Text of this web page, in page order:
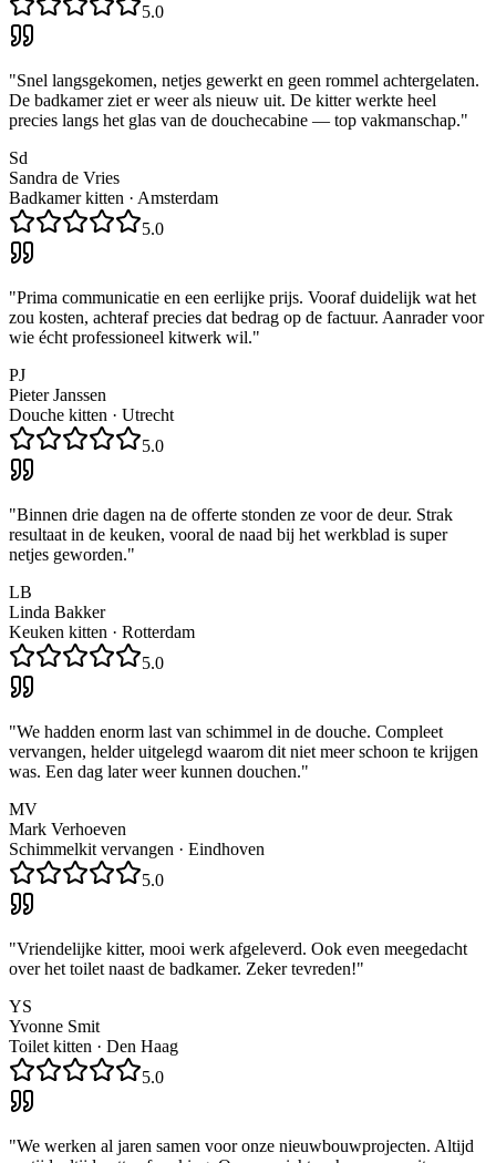
5.0
"Snel langsgekomen, netjes gewerkt en geen rommel achtergelaten.
De badkamer ziet er weer als nieuw uit. De kitter werkte heel
precies langs het glas van de douchecabine — top vakmanschap."
Sd
Sandra de Vries
Badkamer kitten · Amsterdam
5.0
"Prima communicatie en een eerlijke prijs. Vooraf duidelijk wat het
zou kosten, achteraf precies dat bedrag op de factuur. Aanrader voor
wie écht professioneel kitwerk wil."
PJ
Pieter Janssen
Douche kitten · Utrecht
5.0
"Binnen drie dagen na de offerte stonden ze voor de deur. Strak
resultaat in de keuken, vooral de naad bij het werkblad is super
netjes geworden."
LB
Linda Bakker
Keuken kitten · Rotterdam
5.0
"We hadden enorm last van schimmel in de douche. Compleet
vervangen, helder uitgelegd waarom dit niet meer schoon te krijgen
was. Een dag later weer kunnen douchen."
MV
Mark Verhoeven
Schimmelkit vervangen · Eindhoven
5.0
"Vriendelijke kitter, mooi werk afgeleverd. Ook even meegedacht
over het toilet naast de badkamer. Zeker tevreden!"
YS
Yvonne Smit
Toilet kitten · Den Haag
5.0
"We werken al jaren samen voor onze nieuwbouwprojecten. Altijd